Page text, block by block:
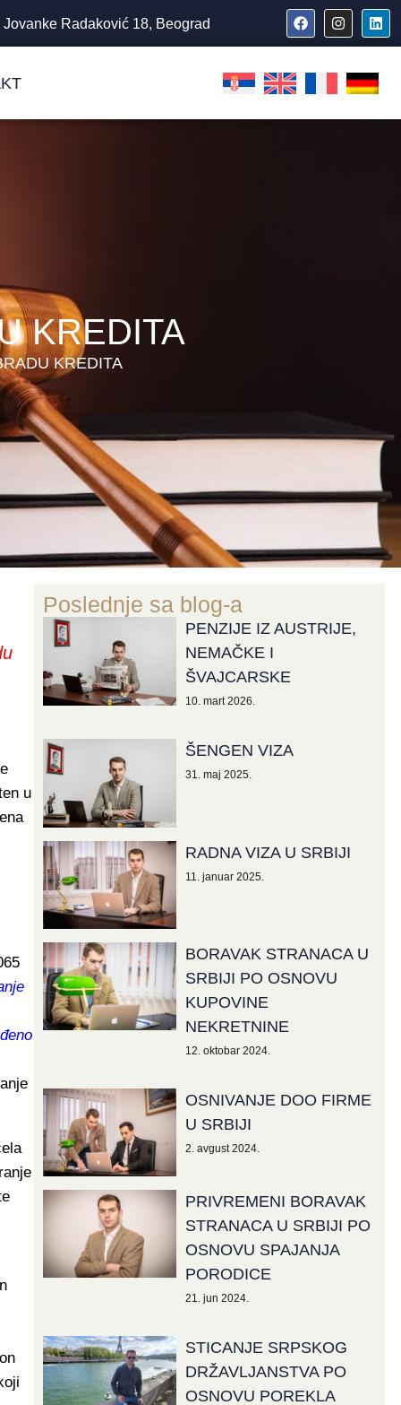
Jovanke Radaković 18, Beograd
KREDITA
KREDITA
u
Poslednje sa blog-a
PENZIJE IZ AUSTRIJE,
NEMAČKE I
ŠVAJCARSKE
10. mart 2026.
ŠENGEN VIZA
31. maj 2025.
RADNA VIZA U SRBIJI
11. januar 2025.
BORAVAK STRANACA U
SRBIJI PO OSNOVU
KUPOVINE
NEKRETNINE
12. oktobar 2024.
OSNIVANJE DOO FIRME
U SRBIJI
2. avgust 2024.
PRIVREMENI BORAVAK
STRANACA U SRBIJI PO
OSNOVU SPAJANJA
PORODICE
21. jun 2024.
STICANJE SRPSKOG
DRŽAVLJANSTVA PO
OSNOVU POREKLA